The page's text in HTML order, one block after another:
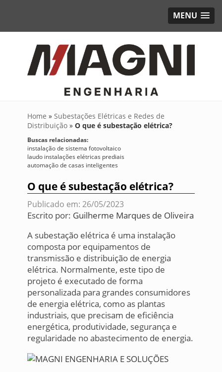
MENU
Home » Subestações Elétricas e Redes de
Distribuição » O que é subestação elétrica?
Buscas relacionadas:
instalação de sistema fotovoltaico
laudo instalações elétricas prediais
automação de casas inteligentes
O que é subestação elétrica?
Publicado em: 26/05/2023
Escrito por: Guilherme Marques de Oliveira
A subestação elétrica é uma instalação
composta por equipamentos de
transmissão e distribuição de energia
elétrica. Normalmente, este tipo de
projeto é executado de forma
personalizada para grandes consumidores
de energia elétrica, como as plantas
industriais, que precisam de eficiência
energética, produtividade, segurança e
regularidade no abastecimento de energia.